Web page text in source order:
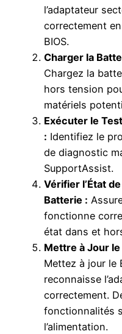
l’adaptateur
correctement
BIOS.
Charger la
Chargez la
hors tension
matériels
Exécuter le
: Identifiez le
de diagnostic
SupportAssist.
Vérifier l’État
Batterie :
fonctionne
état dans et
Mettre à Jour
Mettez à jour le
reconnaisse
correctement.
fonctionnalités
l’alimentation.